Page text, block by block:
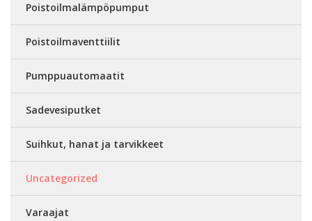
Poistoilmalämpöpumput
Poistoilmaventtiilit
Pumppuautomaatit
Sadevesiputket
Suihkut, hanat ja tarvikkeet
Uncategorized
Varaajat